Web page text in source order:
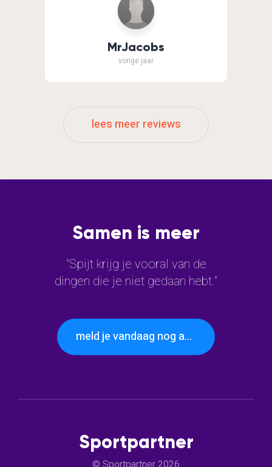
MrJacobs
vorige jaar
lees meer reviews
Samen is meer
"Spijt krijg je vooral van de
dingen die je niet gedaan hebt."
meld je vandaag nog aan
Sportpartner